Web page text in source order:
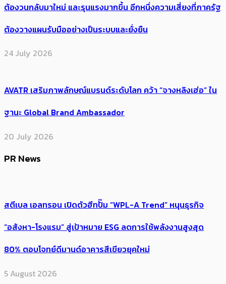
ต้อง​วนกลับมาใหม่ และรุนแรงมากขึ้น อีกหนึ่งความเสี่ยงที่ภาครัฐ
ต้องวางแผนรับมืออย่างเป็นระบบและยั่งยืน
24 July 2026
AVATR เสริมภาพลักษณ์แบรนด์ระดับโลก คว้า “จางหลิงเฮ่อ” ใน
ฐานะ Global Brand Ambassador
20 July 2026
PR News
สตีเบล เอลทรอน เปิดตัวฮีทปั๊ม “WPL-A Trend” หนุนธุรกิจ
“อสังหา-โรงแรม” สู่เป้าหมาย ESG ลดการใช้พลังงานสูงสุด
80% ตอบโจทย์ดีมานด์อาคารสีเขียวยุคใหม่
5 August 2026